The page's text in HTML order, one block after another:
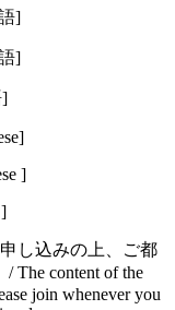
]
]
]
]
し込みの上、ご都
The content of the
join whenever you